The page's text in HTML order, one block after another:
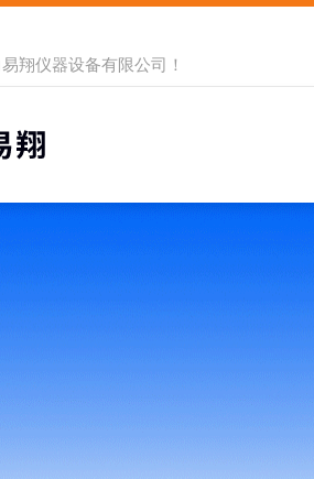
翔仪器设备有限公司 ！